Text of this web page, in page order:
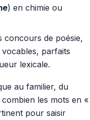
) en chimie ou
concours de poésie,
parfaits
lexicale.
au familier, du
les mots en «
pour saisir